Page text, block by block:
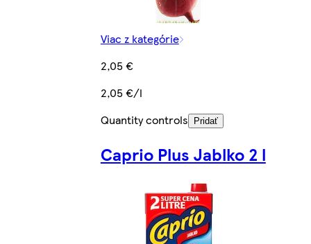
Viac z kategórie
2,05 €
2,05 €/l
Quantity controls
Pridať
Caprio Plus Jablko 2 l